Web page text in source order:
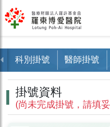
科別掛號 醫師掛號
掛號資料
(尚未完成掛號，請填